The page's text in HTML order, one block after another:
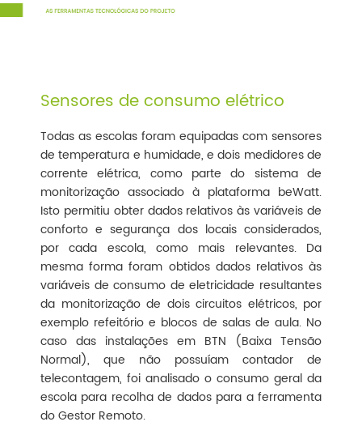
Sensores de consumo elétrico
Todas as escolas foram equipadas com sensores
de temperatura e humidade, e dois medidores de
corrente elétrica, como parte do sistema de
monitorização associado à plataforma beWatt.
Isto permitiu obter dados relativos às variáveis de
conforto e segurança dos locais considerados,
por cada escola, como mais relevantes. Da
mesma forma foram obtidos dados relativos às
variáveis de consumo de eletricidade resultantes
da monitorização de dois circuitos elétricos, por
exemplo refeitório e blocos de salas de aula. No
caso das instalações em BTN (Baixa Tensão
Normal), que não possuíam contador de
telecontagem, foi analisado o consumo geral da
escola para recolha de dados para a ferramenta
do Gestor Remoto.